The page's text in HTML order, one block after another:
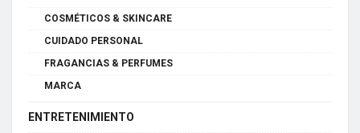
COSMÉTICOS & SKINCARE
CUIDADO PERSONAL
FRAGANCIAS & PERFUMES
MARCA
ENTRETENIMIENTO